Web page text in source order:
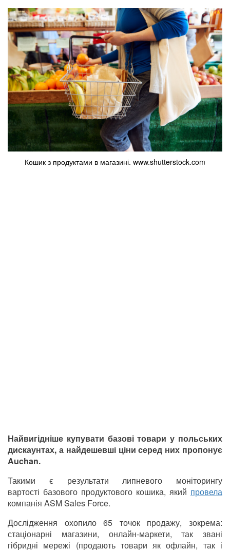
Кошик з продуктами в магазині. www.shutterstock.com
Найвигідніше купувати базові товари у польських
дискаунтах, а найдешевші ціни серед них пропонує
Auchan.
Такими є результати липневого моніторингу
вартості базового продуктового кошика, який провела
компанія ASM Sales Force.
Дослідження охопило 65 точок продажу, зокрема:
стаціонарні магазини, онлайн-маркети, так звані
гібридні мережі (продають товари як офлайн, так і